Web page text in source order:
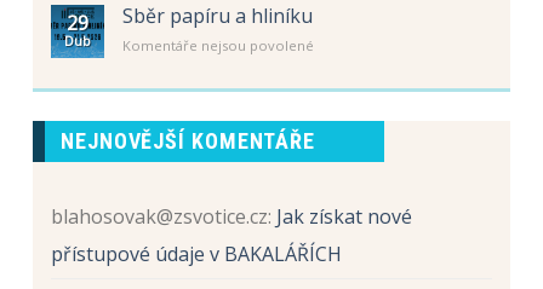
žáků
prvních
tříd
29
Dub
Sběr papíru a hliníku
Komentáře nejsou povolené
s
Sběr
papíru
a
NEJNOVĚJŠÍ KOMENTÁŘE
blahosovak@zsvotice.cz: Jak získat nové
přístupové údaje v BAKALÁŘÍCH